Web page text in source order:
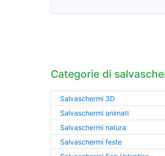
Categorie di
Salvaschermi 3D
Salvaschermi animati
Salvaschermi natura
Salvaschermi feste